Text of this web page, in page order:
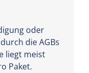
oder
die AGBs
liegt meist
Paket.